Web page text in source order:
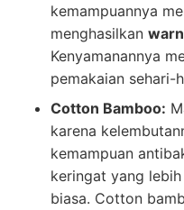
kemampuannya
menghasilkan
Kenyamanannya
pemakaian sehari-
Cotton Bamboo:
karena
kemampuan
keringat yang
biasa. Cotton